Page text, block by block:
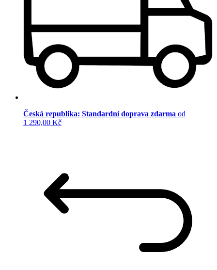
Česká republika: Standardní doprava zdarma od
1 290,00 Kč